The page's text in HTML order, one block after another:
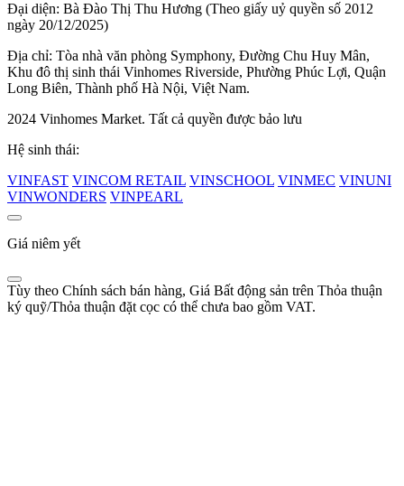
Đại diện: Bà Đào Thị Thu Hương (Theo giấy uỷ quyền số 2012
ngày 20/12/2025)
Địa chỉ: Tòa nhà văn phòng Symphony, Đường Chu Huy Mân,
Khu đô thị sinh thái Vinhomes Riverside, Phường Phúc Lợi, Quận
Long Biên, Thành phố Hà Nội, Việt Nam.
2024 Vinhomes Market. Tất cả quyền được bảo lưu
Hệ sinh thái:
VINFAST VINCOM RETAIL VINSCHOOL VINMEC VINUNI
VINWONDERS VINPEARL
Giá niêm yết
Tùy theo Chính sách bán hàng, Giá Bất động sản trên Thỏa thuận
ký quỹ/Thỏa thuận đặt cọc có thể chưa bao gồm VAT.